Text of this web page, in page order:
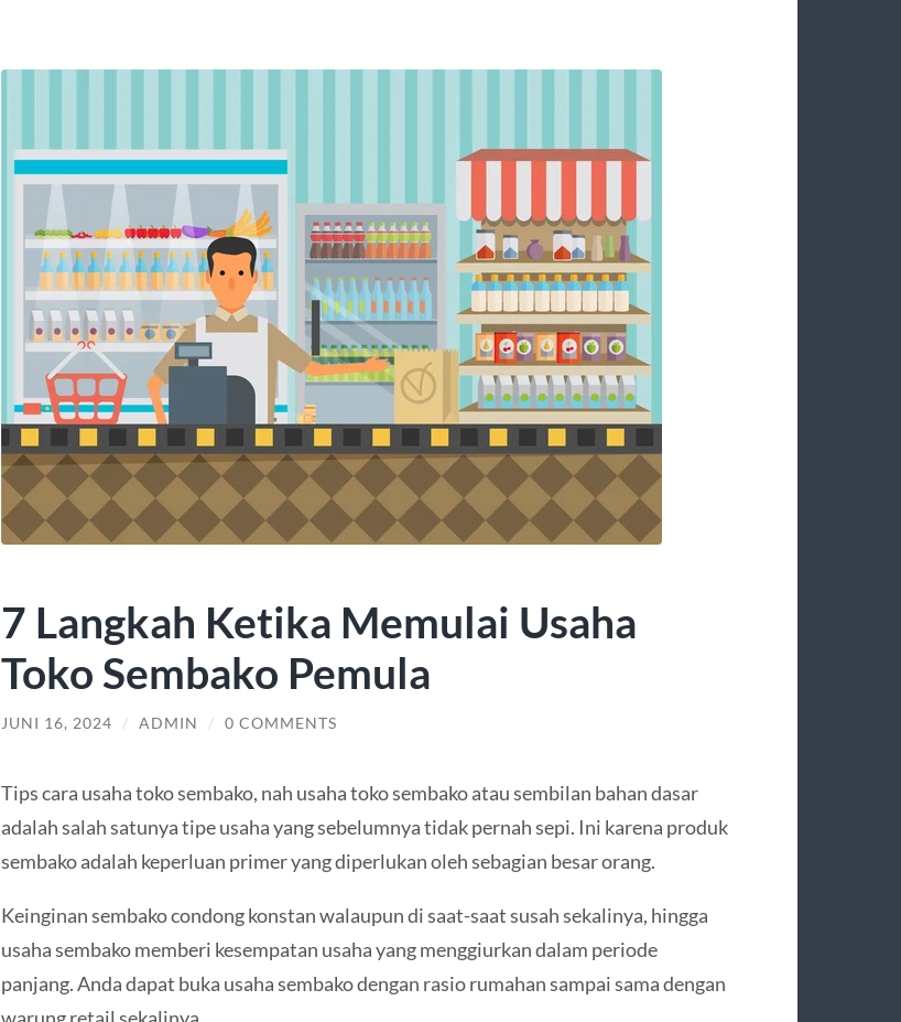
7 Langkah Ketika Memulai Usaha
Toko Sembako Pemula
JUNI 16, 2024 / ADMIN / 0 COMMENTS
Tips cara usaha toko sembako, nah usaha toko sembako atau sembilan bahan dasar
adalah salah satunya tipe usaha yang sebelumnya tidak pernah sepi. Ini karena produk
sembako adalah keperluan primer yang diperlukan oleh sebagian besar orang.
Keinginan sembako condong konstan walaupun di saat-saat susah sekalinya, hingga
usaha sembako memberi kesempatan usaha yang menggiurkan dalam periode
panjang. Anda dapat buka usaha sembako dengan rasio rumahan sampai sama dengan